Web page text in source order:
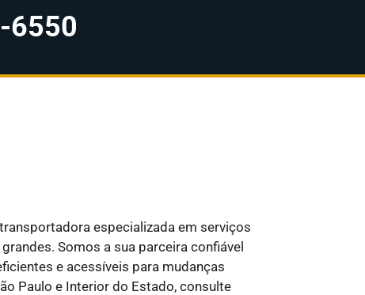
6550
especializada em serviços
Somos a sua parceira confiável
e acessíveis para mudanças
Paulo e Interior do Estado, consulte